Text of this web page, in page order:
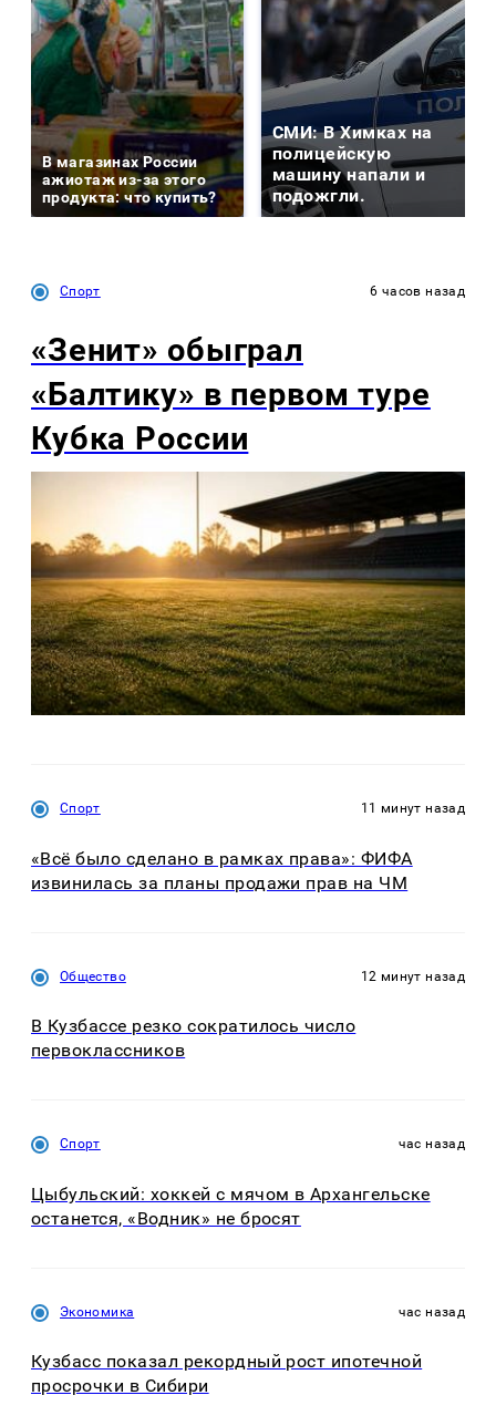
В магазинах России
ажиотаж из-за этого
продукта: что купить?
СМИ: В Химках на
полицейскую
машину напали и
подожгли.
Спорт 6 часов назад
«Зенит» обыграл
«Балтику» в первом туре
Кубка России
Спорт 11 минут назад
«Всё было сделано в рамках права»: ФИФА
извинилась за планы продажи прав на ЧМ
Общество 12 минут назад
В Кузбассе резко сократилось число
первоклассников
Спорт час назад
Цыбульский: хоккей с мячом в Архангельске
останется, «Водник» не бросят
Экономика час назад
Кузбасс показал рекордный рост ипотечной
просрочки в Сибири